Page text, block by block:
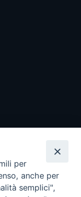
per
anche per
semplici",